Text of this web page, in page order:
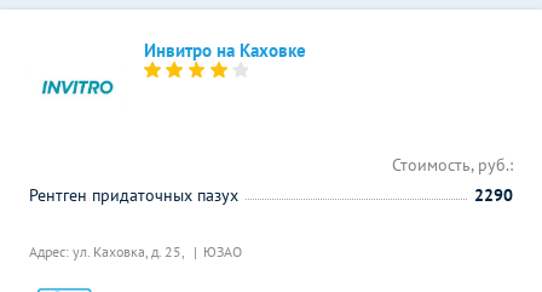
Инвитро на Каховке
Адрес: ул. Каховка, д. 25, ЮЗАО
Стоимость, руб.:
Рентген придаточных пазух
2290